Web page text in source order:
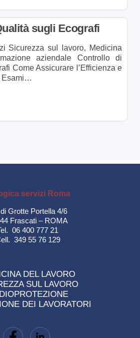
sugli Ecografi
Sicurezza sul lavoro, Medicina
aziendale Controllo di
Come Assicurare l’Efficienza e
Esami…
Grotte Portella 4/6
Frascati – ROMA
06 400 777 21
349 55 76 129
DEL LAVORO
SUL LAVORO
DEI LAVORATORI